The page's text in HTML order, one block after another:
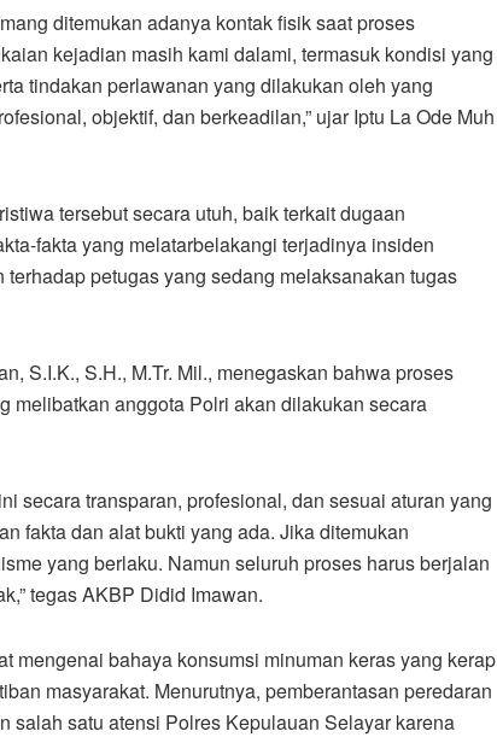
ditemukan adanya kontak fisik saat proses
kejadian masih kami dalami, termasuk kondisi yang
tindakan perlawanan yang dilakukan oleh yang
objektif, dan berkeadilan,” ujar Iptu La Ode Muh
tersebut secara utuh, baik terkait dugaan
fakta yang melatarbelakangi terjadinya insiden
petugas yang sedang melaksanakan tugas
S.I.K., S.H., M.Tr. Mil., menegaskan bahwa proses
melibatkan anggota Polri akan dilakukan secara
secara transparan, profesional, dan sesuai aturan yang
fakta dan alat bukti yang ada. Jika ditemukan
yang berlaku. Namun seluruh proses harus berjalan
tegas AKBP Didid Imawan.
mengenai bahaya konsumsi minuman keras yang kerap
masyarakat. Menurutnya, pemberantasan peredaran
salah satu atensi Polres Kepulauan Selayar karena